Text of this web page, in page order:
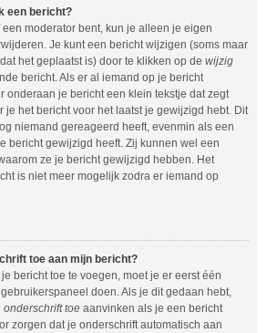
een bericht?
moderator bent, kun je alleen je eigen
Je kunt een bericht wijzigen (soms maar
het geplaatst is) door te klikken op de wijzig
bericht. Als er al iemand op je bericht
onderaan je bericht een klein tekstje dat zegt
je het bericht voor het laatst je gewijzigd hebt. Dit
niemand gereageerd heeft, evenmin als een
bericht gewijzigd heeft. Zij kunnen wel een
ze je bericht gewijzigd hebben. Het
is niet meer mogelijk zodra er iemand op
toe aan mijn bericht?
bericht toe te voegen, moet je er eerst één
doen. Als je dit gedaan hebt,
onderschrift toe aanvinken als je een bericht
zorgen dat je onderschrift automatisch aan